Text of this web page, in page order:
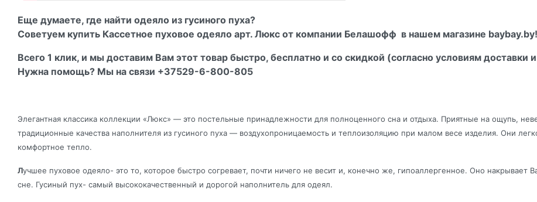
Еще думаете, где найти одеяло из гусиного пуха?
Советуем купить Кассетное пуховое одеяло арт. Люкс от компании Белашофф в нашем магазине baybay.by!
Всего 1 клик, и мы доставим Вам этот товар быстро, бесплатно и со скидкой (согласно условиям доставки
Нужна помощь? Мы на связи +37529-6-800-805
Элегантная классика коллекции «Люкс» — это постельные принадлежности для полноценного сна и отдыха. Приятные на ощупь,
традиционные качества наполнителя из гусиного пуха — воздухопроницаемость и теплоизоляцию при малом весе изделия. Они
комфортное тепло.
Лучшее пуховое одеяло- это то, которое быстро согревает, почти ничего не весит и, конечно же, гипоаллергенное. Оно накрывает
сне. Гусиный пух- самый высококачественный и дорогой наполнитель для одеял.